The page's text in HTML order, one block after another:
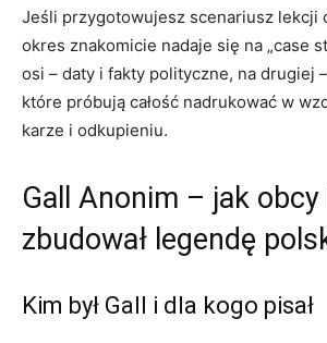
Jeśli przygotowujesz scenariusz lekcji
okres znakomicie nadaje się na „case
osi – daty i fakty polityczne, na drugiej
które próbują całość nadrukować w
karze i odkupieniu.
Gall Anonim – jak
zbudował legendę
Kim był Gall i dla kogo pisał